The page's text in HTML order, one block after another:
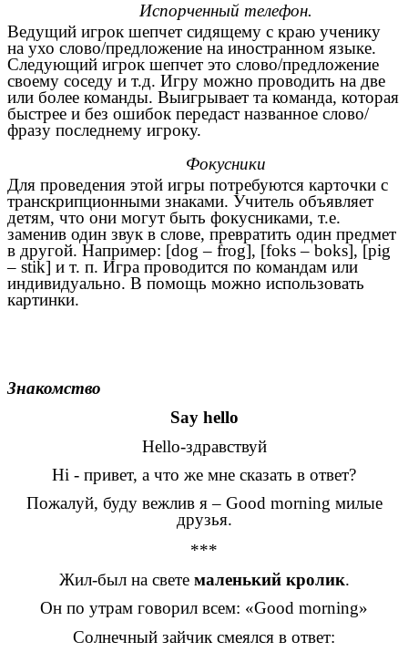
Испорченный телефон.
Ведущий игрок шепчет сидящему с краю ученику
на ухо слово/предложение на иностранном языке.
Следующий игрок шепчет это слово/предложение
своему соседу и т.д. Игру можно проводить на две
или более команды. Выигрывает та команда, которая
быстрее и без ошибок передаст названное слово/
фразу последнему игроку.
Фокусники
Для проведения этой игры потребуются карточки с
транскрипционными знаками. Учитель объявляет
детям, что они могут быть фокусниками, т.е.
заменив один звук в слове, превратить один предмет
в другой. Например: [dog – frog], [foks – boks], [pig
– stik] и т. п. Игра проводится по командам или
индивидуально. В помощь можно использовать
картинки.
Знакомство
Say hello
Hello-здравствуй
Hi - привет, а что же мне сказать в ответ?
Пожалуй, буду вежлив я – Good morning милые
друзья.
***
Жил-был на свете маленький кролик.
Он по утрам говорил всем: «Good morning»
Солнечный зайчик смеялся в ответ: